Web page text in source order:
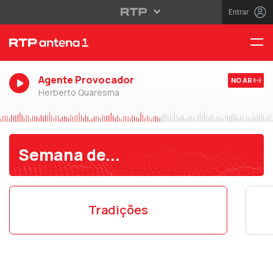
Entrar
Agente Provocador
Herberto Quaresma
NO AR
Semana de...
Tradições